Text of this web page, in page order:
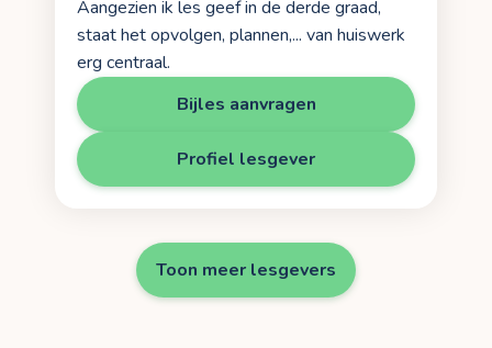
Aangezien ik les geef in de derde graad,
staat het opvolgen, plannen,... van huiswerk
erg centraal.
Bijles aanvragen
Profiel lesgever
Toon meer lesgevers